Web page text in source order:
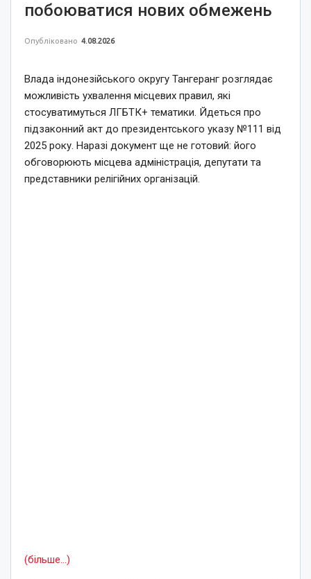
побоюватися нових обмежень
Опубліковано 4.08.2026
Влада індонезійського округу Тангеранг розглядає
можливість ухвалення місцевих правил, які
стосуватимуться ЛГБТК+ тематики. Йдеться про
підзаконний акт до президентського указу №111 від
2025 року. Наразі документ ще не готовий: його
обговорюють місцева адміністрація, депутати та
представники релігійних організацій.
(більше…)